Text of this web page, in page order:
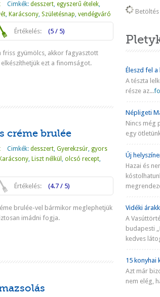
Cimkék: desszert, egyszerű ételek,
, Karácsony, Születésnap, vendégváró
Értékelés: (5 / 5)
friss gyümölcs, akkor fagyasztott
ezt a finomságot.
créme brulée
Cimkék: desszert, Gyerekzsúr, gyors
Karácsony, Liszt nélkül , olcsó recept,
Értékelés: (4.7 / 5)
brulée-vel bármikor meglephetjük
imádni fogja.
Betöltés
Éleszd fel
A tészta
része az...
Népligeti
Nincs még
egy
Új
Hazai és
Vidéki
A
budapesti
kedves
15 konyhai
Azt már
nem elég,